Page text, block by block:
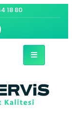
18 80